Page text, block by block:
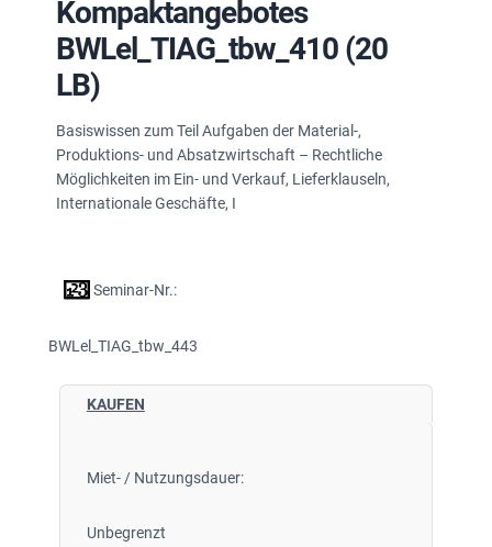
Kompaktangebotes
BWLel_TIAG_tbw_410 (20
LB)
Basiswissen zum Teil Aufgaben der Material-,
Produktions- und Absatzwirtschaft – Rechtliche
Möglichkeiten im Ein- und Verkauf, Lieferklauseln,
Internationale Geschäfte, I
Seminar-Nr.:
BWLel_TIAG_tbw_443
KAUFEN
Miet- / Nutzungsdauer:
Unbegrenzt